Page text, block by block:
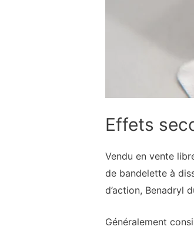
Effets
Vendu en vente
de bandelette à
d’action, Benadryl
Généralement